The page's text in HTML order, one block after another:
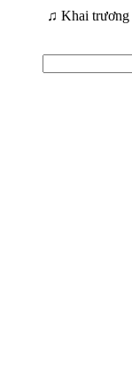
♫ Khai trương